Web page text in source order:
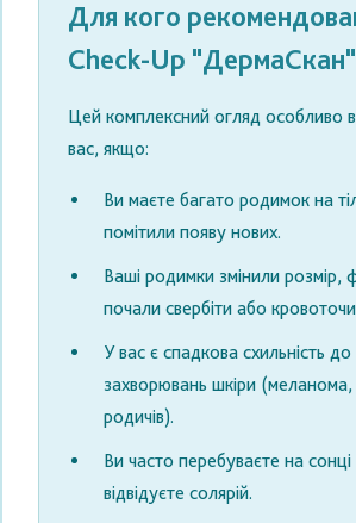
Для кого
Check-Up
Цей комплексний огляд особливо
вас, якщо:
Ви маєте багато родимокна
помітили появу нових.
Ваші родимки змінили розмір,
почали свербіти або
У вас є спадкова схильність до
захворювань шкіри (меланома,
родичів).
Ви часто перебуваєте на
відвідуєте солярій.